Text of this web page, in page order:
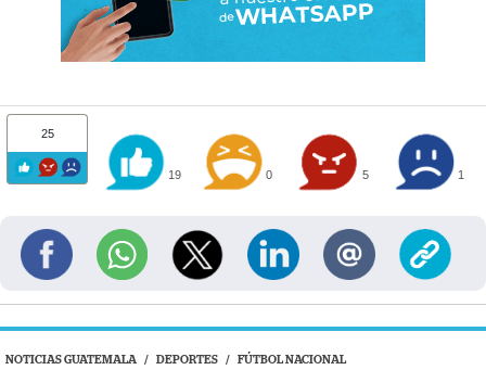
25
19 0 5 1
NOTICIAS GUATEMALA / DEPORTES / FÚTBOL NACIONAL